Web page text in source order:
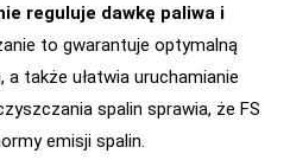
reguluje dawkę paliwa i
to gwarantuje optymalną
także ułatwia uruchamianie
spalin sprawia, że FS
emisji spalin.